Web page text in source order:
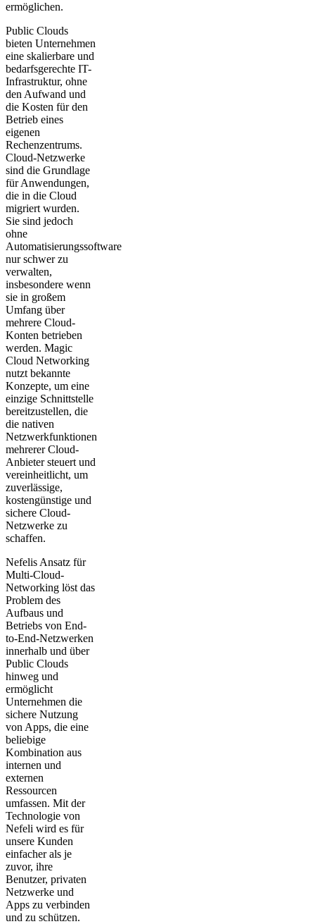
ermöglichen.
Public Clouds
bieten Unternehmen
eine skalierbare und
bedarfsgerechte IT-
Infrastruktur, ohne
den Aufwand und
die Kosten für den
Betrieb eines
eigenen
Rechenzentrums.
Cloud-Netzwerke
sind die Grundlage
für Anwendungen,
die in die Cloud
migriert wurden.
Sie sind jedoch
ohne
Automatisierungssoftware
nur schwer zu
verwalten,
insbesondere wenn
sie in großem
Umfang über
mehrere Cloud-
Konten betrieben
werden. Magic
Cloud Networking
nutzt bekannte
Konzepte, um eine
einzige Schnittstelle
bereitzustellen, die
die nativen
Netzwerkfunktionen
mehrerer Cloud-
Anbieter steuert und
vereinheitlicht, um
zuverlässige,
kostengünstige und
sichere Cloud-
Netzwerke zu
schaffen.
Nefelis Ansatz für
Multi-Cloud-
Networking löst das
Problem des
Aufbaus und
Betriebs von End-
to-End-Netzwerken
innerhalb und über
Public Clouds
hinweg und
ermöglicht
Unternehmen die
sichere Nutzung
von Apps, die eine
beliebige
Kombination aus
internen und
externen
Ressourcen
umfassen. Mit der
Technologie von
Nefeli wird es für
unsere Kunden
einfacher als je
zuvor, ihre
Benutzer, privaten
Netzwerke und
Apps zu verbinden
und zu schützen.